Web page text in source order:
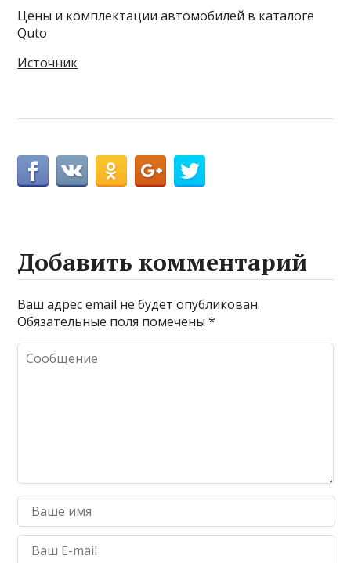
Цены и комплектации автомобилей в каталоге
Quto
Источник
Добавить комментарий
Ваш адрес email не будет опубликован.
Обязательные поля помечены*